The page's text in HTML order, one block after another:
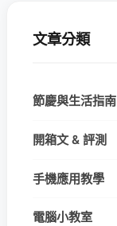
文章分類
節慶與生活指南
開箱文 & 評測
手機應用教學
電腦小教室